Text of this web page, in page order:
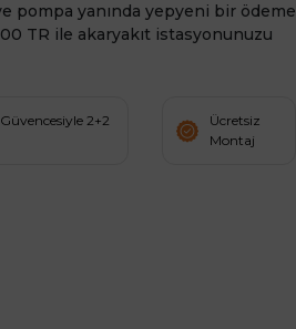
pompa yanında yepyeni bir ödeme
TR ile akaryakıt istasyonunuzu
2+2
Ücretsiz
Montaj